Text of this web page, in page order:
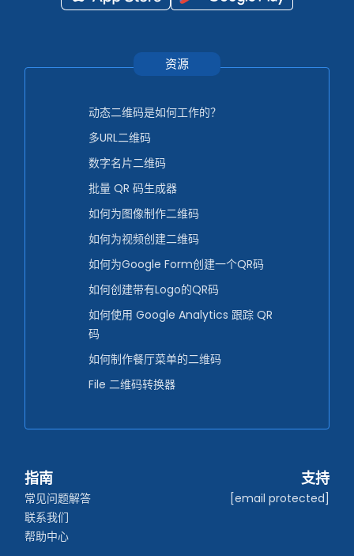
资源
动态二维码是如何工作的？
多URL二维码
数字名片二维码
批量 QR 码生成器
如何为图像制作二维码
如何为视频创建二维码
如何为Google Form创建一个QR码
如何创建带有Logo的QR码
如何使用 Google Analytics 跟踪 QR
码
如何制作餐厅菜单的二维码
File 二维码转换器
指南
常见问题解答
联系我们
帮助中心
支持
[email protected]